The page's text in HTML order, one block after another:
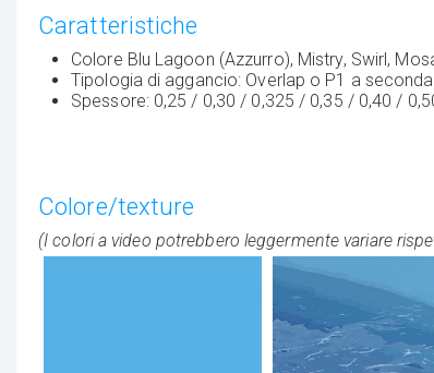
Caratteristiche
Colore Blu Lagoon (Azzurro), Mistry, Swirl,
Tipologia di aggancio: Overlap o P1 a
Spessore: 0,25 / 0,30 / 0,325 / 0,35 / 0,40 /
Colore/texture
(I colori a video potrebbero leggermente variare